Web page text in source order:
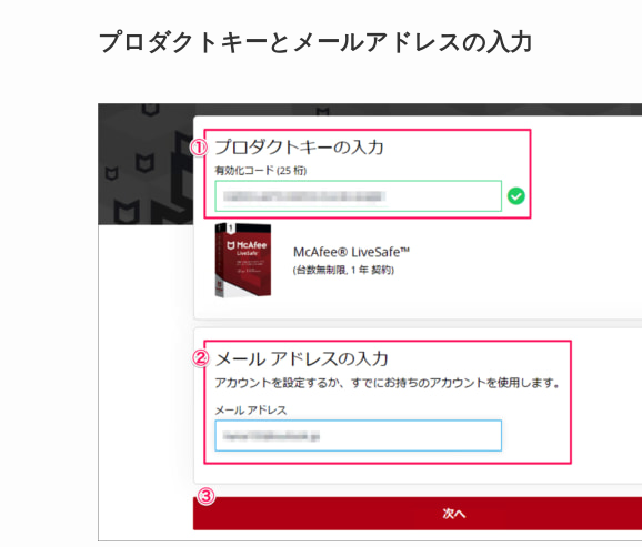
プロダクトキーとメールアドレスの入力